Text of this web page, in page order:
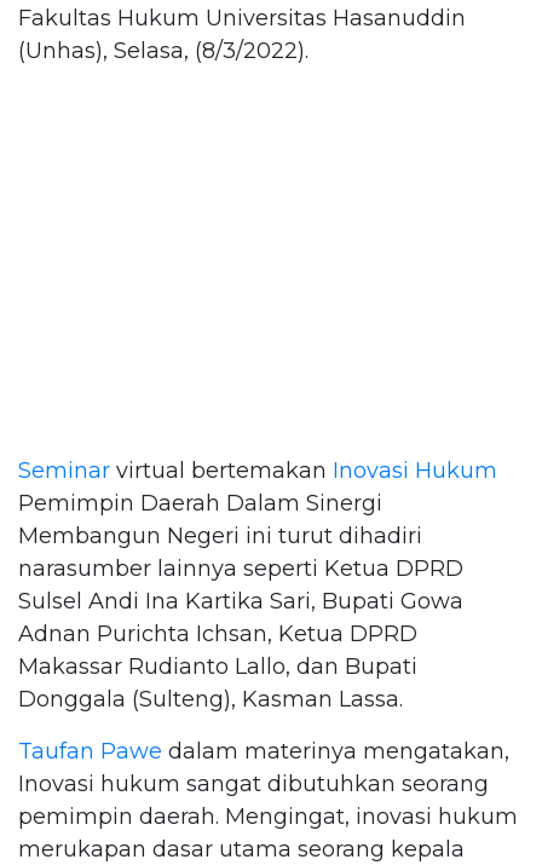
Fakultas Hukum Universitas Hasanuddin
(Unhas), Selasa, (8/3/2022).
Seminar virtual bertemakan Inovasi Hukum
Pemimpin Daerah Dalam Sinergi
Membangun Negeri ini turut dihadiri
narasumber lainnya seperti Ketua DPRD
Sulsel Andi Ina Kartika Sari, Bupati Gowa
Adnan Purichta Ichsan, Ketua DPRD
Makassar Rudianto Lallo, dan Bupati
Donggala (Sulteng), Kasman Lassa.
Taufan Pawe dalam materinya mengatakan,
Inovasi hukum sangat dibutuhkan seorang
pemimpin daerah. Mengingat, inovasi hukum
merukapan dasar utama seorang kepala